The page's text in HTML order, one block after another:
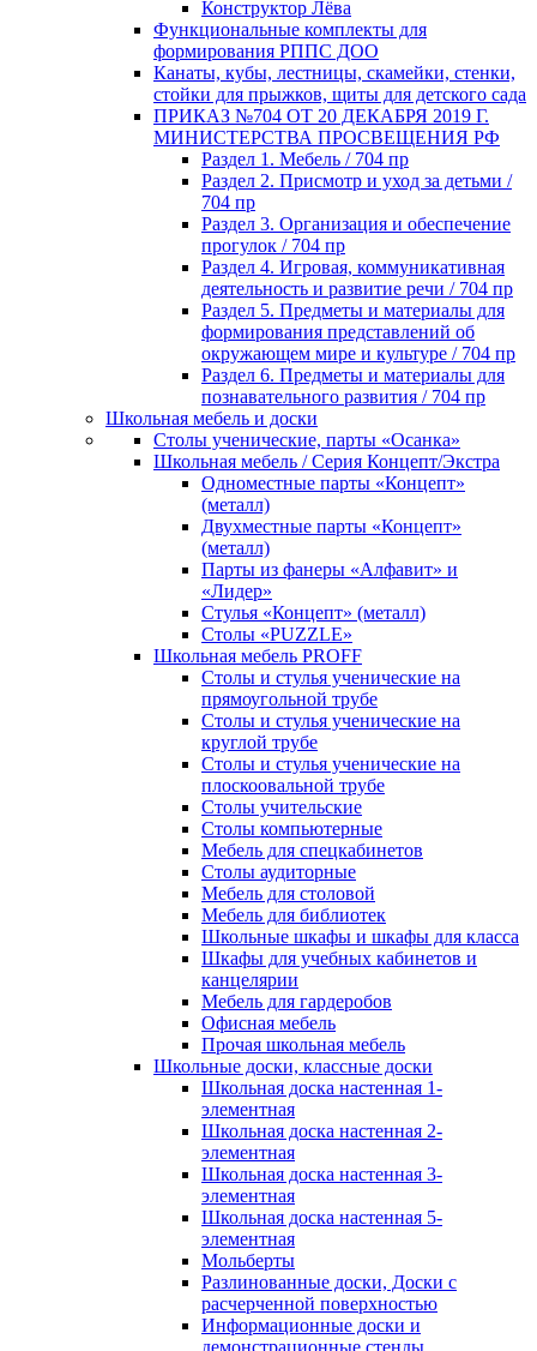
Конструктор Лёва
Функциональные комплекты для
формирования РППС ДОО
Канаты, кубы, лестницы, скамейки, стенки,
стойки для прыжков, щиты для детского сада
ПРИКАЗ №704 ОТ 20 ДЕКАБРЯ 2019 Г.
МИНИСТЕРСТВА ПРОСВЕЩЕНИЯ РФ
Раздел 1. Мебель / 704 пр
Раздел 2. Присмотр и уход за детьми /
704 пр
Раздел 3. Организация и обеспечение
прогулок / 704 пр
Раздел 4. Игровая, коммуникативная
деятельность и развитие речи / 704 пр
Раздел 5. Предметы и материалы для
формирования представлений об
окружающем мире и культуре / 704 пр
Раздел 6. Предметы и материалы для
познавательного развития / 704 пр
Школьная мебель и доски
Столы ученические, парты «Осанка»
Школьная мебель / Серия Концепт/Экстра
Одноместные парты «Концепт»
(металл)
Двухместные парты «Концепт»
(металл)
Парты из фанеры «Алфавит» и
«Лидер»
Стулья «Концепт» (металл)
Столы «PUZZLE»
Школьная мебель PROFF
Столы и стулья ученические на
прямоугольной трубе
Столы и стулья ученические на
круглой трубе
Столы и стулья ученические на
плоскоовальной трубе
Столы учительские
Столы компьютерные
Мебель для спецкабинетов
Столы аудиторные
Мебель для столовой
Мебель для библиотек
Школьные шкафы и шкафы для класса
Шкафы для учебных кабинетов и
канцелярии
Мебель для гардеробов
Офисная мебель
Прочая школьная мебель
Школьные доски, классные доски
Школьная доска настенная 1-
элементная
Школьная доска настенная 2-
элементная
Школьная доска настенная 3-
элементная
Школьная доска настенная 5-
элементная
Мольберты
Разлинованные доски, Доски с
расчерченной поверхностью
Информационные доски и